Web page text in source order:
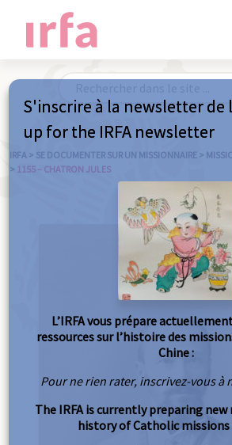
IRFA > SE DOCUMENTER SUR UN MISSIONNAIRE >
> 1155 – CHATRON JULES
S'inscrire à la newsletter de
up for the IRFA newsletter
L’IRFA vous prépare
ressources sur l’histoire des
Chine :
Pour ne rien rater, inscrivez-vous à
The IRFA is currently preparing
history of Catholic missions